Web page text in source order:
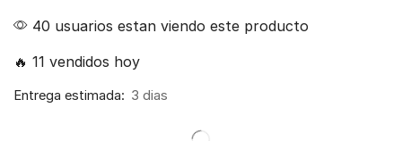
40 usuarios estan viendo este producto
🔥 11 vendidos hoy
Entrega estimada: 3 dias